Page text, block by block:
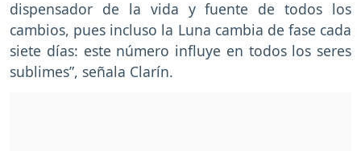
dispensador de la vida y fuente de todos los
cambios, pues incluso la Luna cambia de fase cada
siete días: este número influye en todos los seres
sublimes”, señala Clarín.